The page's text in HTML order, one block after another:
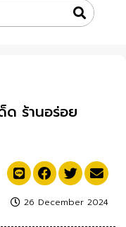
ด ร้านอร่อย
26 December 2024